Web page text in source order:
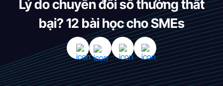
Lý do chuyển đổi số thường thất
bại? 12 bài học cho SMEs